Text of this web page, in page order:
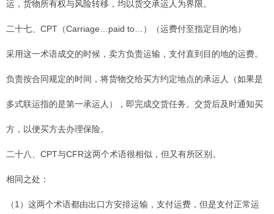
运，货物所有权与风险转移，均以货交承运人为界限。
二十七、CPT（Carriage…paid to…）（运费付至指定目的地）
采用这一术语成交的时候，卖方负责运输，支付直到目的地的运费。
负责按合同规定的时间，将货物交给买方约定地点的承运人（如果是
多式联运指的是第一承运人），即完成交货任务。交货后及时通知买
方，以便买方去办理保险。
二十八、CPT与CFR这两个术语很相似，但又有所区别。
相同之处：
（1）这两个术语都由出口方安排运输，支付运费，但是支付正常运